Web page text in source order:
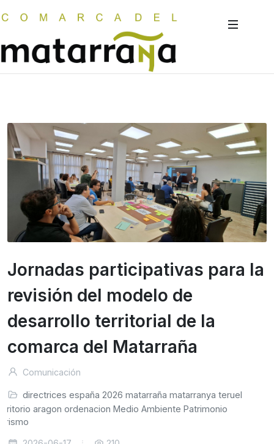
Jornadas participativas para la
revisión del modelo de
desarrollo territorial de la
comarca del Matarraña
Comunicación
directrices españa 2026 matarraña matarranya teruel
aragon ordenacion Medio Ambiente Patrimonio